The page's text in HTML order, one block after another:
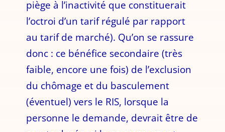
piège à l’inactivité que constituerait
l’octroi d’un tarif régulé par rapport
au tarif de marché). Qu’on se rassure
donc : ce bénéfice secondaire (très
faible, encore une fois) de l’exclusion
du chômage et du basculement
(éventuel) vers le RIS, lorsque la
personne le demande, devrait être de